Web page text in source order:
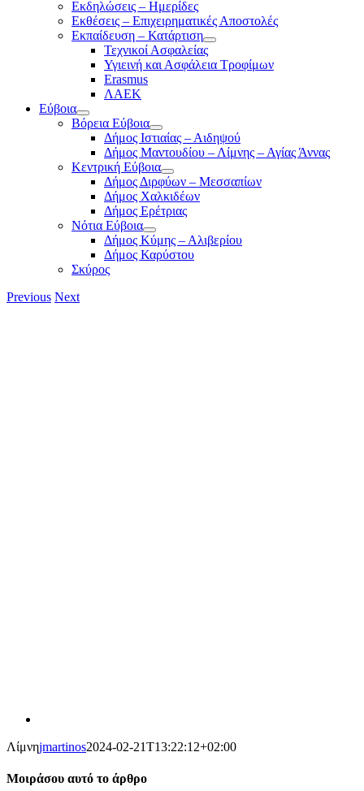
Εκδηλώσεις – Ημερίδες
Εκθέσεις – Επιχειρηματικές Αποστολές
Εκπαίδευση – Κατάρτιση
Τεχνικοί Ασφαλείας
Υγιεινή και Ασφάλεια Τροφίμων
Erasmus
ΛΑΕΚ
Εύβοια
Βόρεια Εύβοια
Δήμος Ιστιαίας – Αιδηψού
Δήμος Μαντουδίου – Λίμνης – Αγίας Άννας
Κεντρική Εύβοια
Δήμος Διρφύων – Μεσσαπίων
Δήμος Χαλκιδέων
Δήμος Ερέτριας
Νότια Εύβοια
Δήμος Κύμης – Αλιβερίου
Δήμος Καρύστου
Σκύρος
Previous Next
Λίμνηjmartinos2024-02-21T13:22:12+02:00
Μοιράσου αυτό το άρθρο